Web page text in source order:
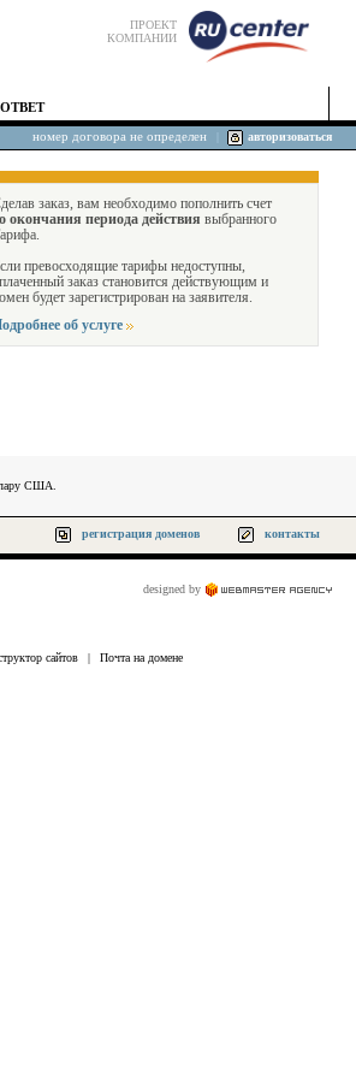
ПРОЕКТ
КОМПАНИИ
номер договора не определен авторизоваться
заказ, вам необходимо пополнить счет
окончания периода действия выбранного
превосходящие тарифы недоступны,
заказ становится действующим и
будет зарегистрирован на заявителя.
об услуге
США.
регистрация доменов контакты
designed by
сайтов | Почта на домене